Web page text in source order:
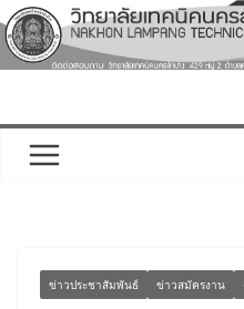
Skip
to
content
ข่าวประชาสัมพันธ์ ข่าวสมัครงาน